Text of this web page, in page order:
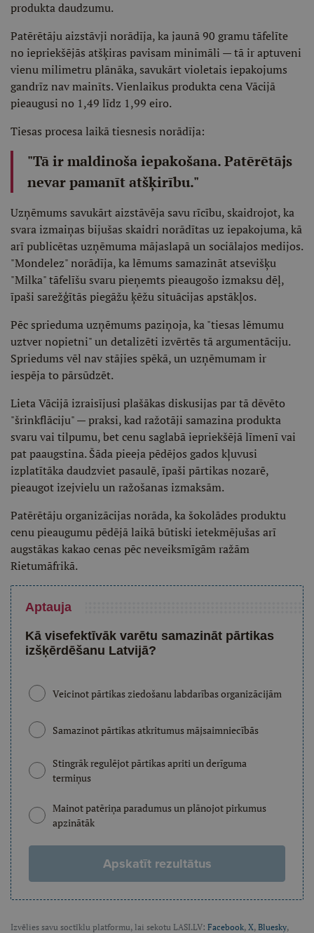
produkta daudzumu.
Patērētāju aizstāvji norādīja, ka jaunā 90 gramu tāfelīte
no iepriekšējās atšķiras pavisam minimāli — tā ir aptuveni
vienu milimetru plānāka, savukārt violetais iepakojums
gandrīz nav mainīts. Vienlaikus produkta cena Vācijā
pieaugusi no 1,49 līdz 1,99 eiro.
Tiesas procesa laikā tiesnesis norādīja:
"Tā ir maldinoša iepakošana. Patērētājs
nevar pamanīt atšķirību."
Uzņēmums savukārt aizstāvēja savu rīcību, skaidrojot, ka
svara izmaiņas bijušas skaidri norādītas uz iepakojuma, kā
arī publicētas uzņēmuma mājaslapā un sociālajos medijos.
"Mondelez" norādīja, ka lēmums samazināt atsevišķu
"Milka" tāfelīšu svaru pieņemts pieaugošo izmaksu dēļ,
īpaši sarežģītās piegāžu ķēžu situācijas apstākļos.
Pēc sprieduma uzņēmums paziņoja, ka "tiesas lēmumu
uztver nopietni" un detalizēti izvērtēs tā argumentāciju.
Spriedums vēl nav stājies spēkā, un uzņēmumam ir
iespēja to pārsūdzēt.
Lieta Vācijā izraisījusi plašākas diskusijas par tā dēvēto
"šrinkflāciju" — praksi, kad ražotāji samazina produkta
svaru vai tilpumu, bet cenu saglabā iepriekšējā līmenī vai
pat paaugstina. Šāda pieeja pēdējos gados kļuvusi
izplatītāka daudzviet pasaulē, īpaši pārtikas nozarē,
pieaugot izejvielu un ražošanas izmaksām.
Patērētāju organizācijas norāda, ka šokolādes produktu
cenu pieaugumu pēdējā laikā būtiski ietekmējušas arī
augstākas kakao cenas pēc neveiksmīgām ražām
Rietumāfrikā.
Aptauja
Kā visefektīvāk varētu samazināt pārtikas
izšķērdēšanu Latvijā?
Veicinot pārtikas ziedošanu labdarības organizācijām
Samazinot pārtikas atkritumus mājsaimniecībās
Stingrāk regulējot pārtikas apriti un derīguma
termiņus
Mainot patēriņa paradumus un plānojot pirkumus
apzinātāk
Apskatīt rezultātus
Izvēlies savu soctīklu platformu, lai sekotu LASI.LV: Facebook, X, Bluesky,